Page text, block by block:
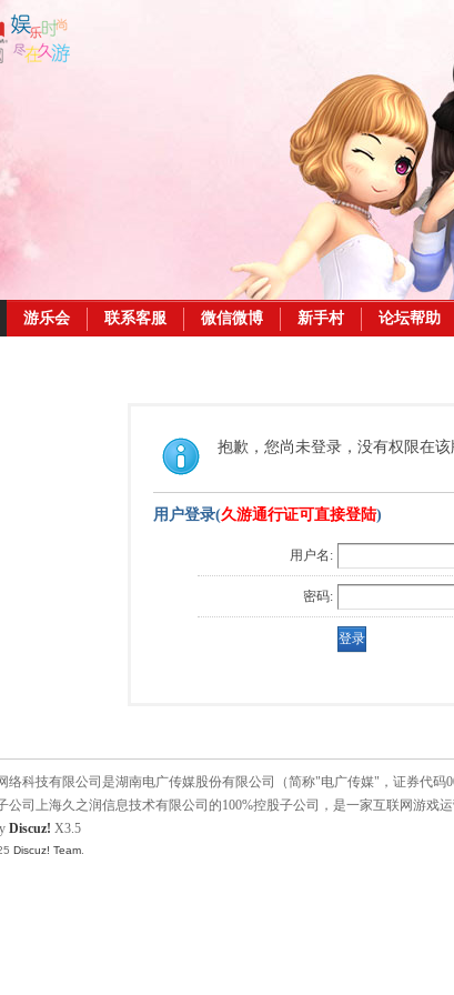
游乐会 联系客服 微信微博 新手村 论坛帮助
抱歉，您尚未登录，没有权限在
用户登录(久游通行证可直接登陆)
用户名:
密码:
络科技有限公司是湖南电广传媒股份有限公司（简称"电广传媒"，证券代码
公司上海久之润信息技术有限公司的100%控股子公司，是一家互联网游戏运
Discuz! X3.5
Discuz! Team